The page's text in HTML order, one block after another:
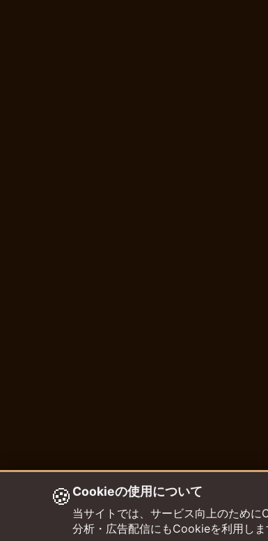
🍪 Cookieの使用について
当サイトでは、サービス向上のため
分析・広告配信にもCookieを利用しま